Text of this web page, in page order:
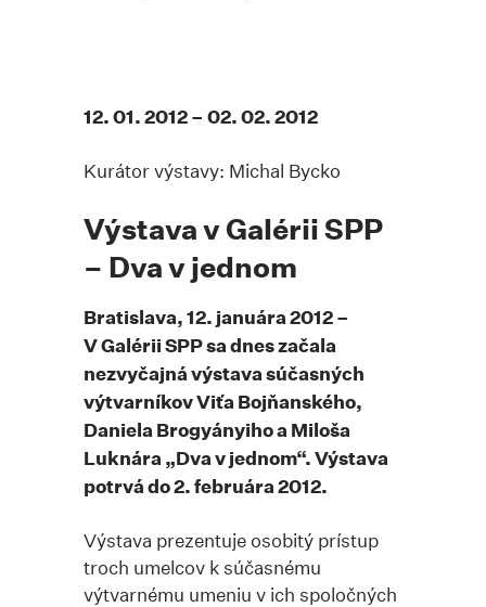
12. 01. 2012 – 02. 02. 2012
Kurátor výstavy: Michal Bycko
Výstava v Galérii SPP
– Dva v jednom
Bratislava, 12. januára 2012 –
V Galérii SPP sa dnes začala
nezvyčajná výstava súčasných
výtvarníkov Viťa Bojňanského,
Daniela Brogyányiho a Miloša
Luknára „Dva v jednom“. Výstava
potrvá do 2. februára 2012.
Výstava prezentuje osobitý prístup
troch umelcov k súčasnému
výtvarnému umeniu v ich spoločných